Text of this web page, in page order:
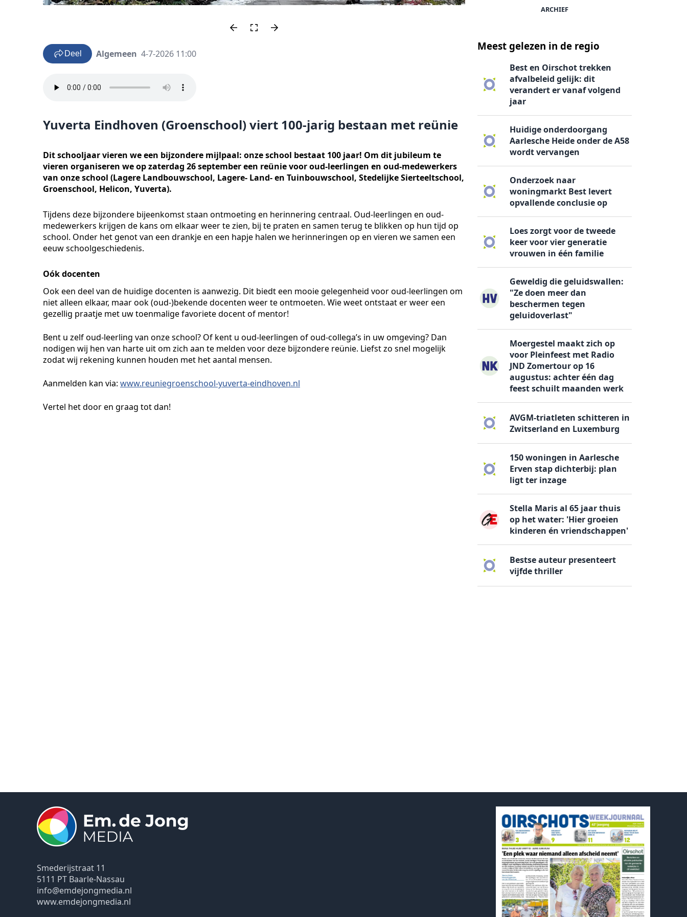
Deel Algemeen 4-7-2026 11:00
Yuverta Eindhoven (Groenschool) viert 100-jarig bestaan met reünie
Dit schooljaar vieren we een bijzondere mijlpaal: onze school bestaat 100 jaar! Om dit jubileum te
vieren organiseren we op zaterdag 26 september een reünie voor oud-leerlingen en oud-medewerkers
van onze school (Lagere Landbouwschool, Lagere- Land- en Tuinbouwschool, Stedelijke Sierteeltschool,
Groenschool, Helicon, Yuverta).
Tijdens deze bijzondere bijeenkomst staan ontmoeting en herinnering centraal. Oud-leerlingen en oud-
medewerkers krijgen de kans om elkaar weer te zien, bij te praten en samen terug te blikken op hun tijd op
school. Onder het genot van een drankje en een hapje halen we herinneringen op en vieren we samen een
eeuw schoolgeschiedenis.
Oók docenten
Ook een deel van de huidige docenten is aanwezig. Dit biedt een mooie gelegenheid voor oud-leerlingen om
niet alleen elkaar, maar ook (oud-)bekende docenten weer te ontmoeten. Wie weet ontstaat er weer een
gezellig praatje met uw toenmalige favoriete docent of mentor!
Bent u zelf oud-leerling van onze school? Of kent u oud-leerlingen of oud-collega’s in uw omgeving? Dan
nodigen wij hen van harte uit om zich aan te melden voor deze bijzondere reünie. Liefst zo snel mogelijk
zodat wij rekening kunnen houden met het aantal mensen.
Aanmelden kan via: www.reuniegroenschool-yuverta-eindhoven.nl
Vertel het door en graag tot dan!
ARCHIEF
Meest gelezen in de regio
Best en Oirschot trekken
afvalbeleid gelijk: dit
verandert er vanaf volgend
jaar
Huidige onderdoorgang
Aarlesche Heide onder de A58
wordt vervangen
Onderzoek naar
woningmarkt Best levert
opvallende conclusie op
Loes zorgt voor de tweede
keer voor vier generatie
vrouwen in één familie
Geweldig die geluidswallen:
"Ze doen meer dan
beschermen tegen
geluidoverlast"
Moergestel maakt zich op
voor Pleinfeest met Radio
JND Zomertour op 16
augustus: achter één dag
feest schuilt maanden werk
AVGM-triatleten schitteren in
Zwitserland en Luxemburg
150 woningen in Aarlesche
Erven stap dichterbij: plan
ligt ter inzage
Stella Maris al 65 jaar thuis
op het water: 'Hier groeien
kinderen én vriendschappen'
Bestse auteur presenteert
vijfde thriller
Smederijstraat 11
5111 PT Baarle-Nassau
info@emdejongmedia.nl
www.emdejongmedia.nl